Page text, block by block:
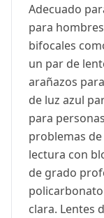
Adecuado
para
bifocales
un par de
arañazos
de luz azul
para
problemas
lectura con
de grado
clara. Lentes